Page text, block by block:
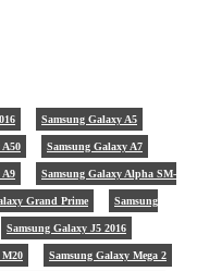
Samsung Galaxy A5
A50 Samsung Galaxy A7
A9 Samsung Galaxy Alpha SM-
Grand Prime Samsung
Samsung Galaxy J5 2016
M20 Samsung Galaxy Mega 2